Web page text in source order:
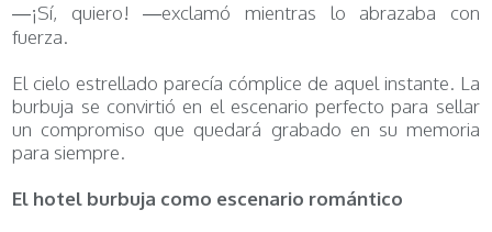
—¡Sí, quiero! —exclamó mientras lo abrazaba con
fuerza.
El cielo estrellado parecía cómplice de aquel instante. La
burbuja se convirtió en el escenario perfecto para sellar
un compromiso que quedará grabado en su memoria
para siempre.
El hotel burbuja como escenario romántico